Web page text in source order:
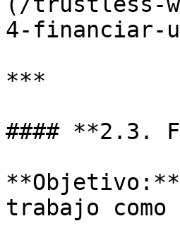
4-financiar-
***
#### **2.3.
trabajo como